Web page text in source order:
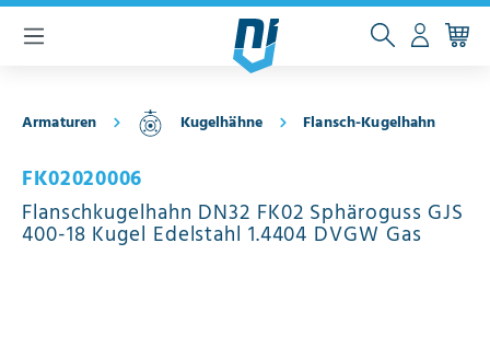
springen
Armaturen Kugelhähne Flansch-Kugelhahn
FK02020006
Flanschkugelhahn DN32 FK02 Sphäroguss GJS
400-18 Kugel Edelstahl 1.4404 DVGW Gas